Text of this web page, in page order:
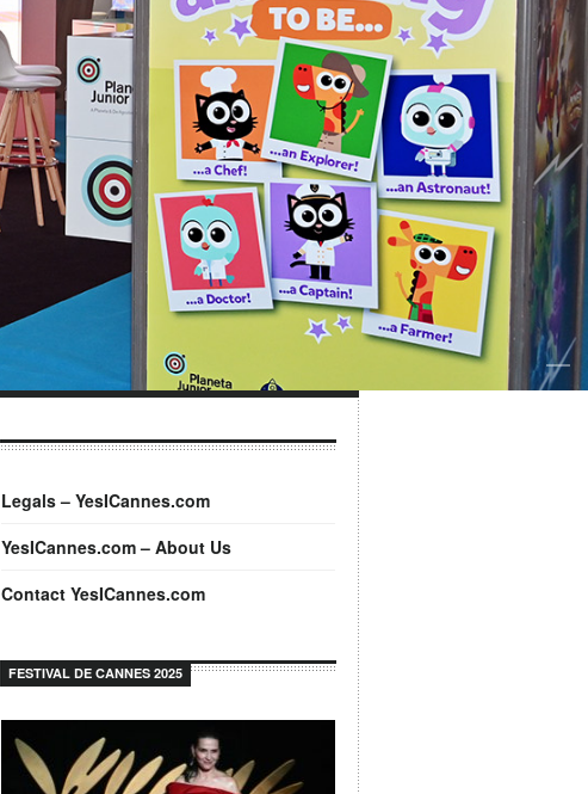
Legals – YesICannes.com
YesICannes.com – About Us
Contact YesICannes.com
FESTIVAL DE CANNES 2025